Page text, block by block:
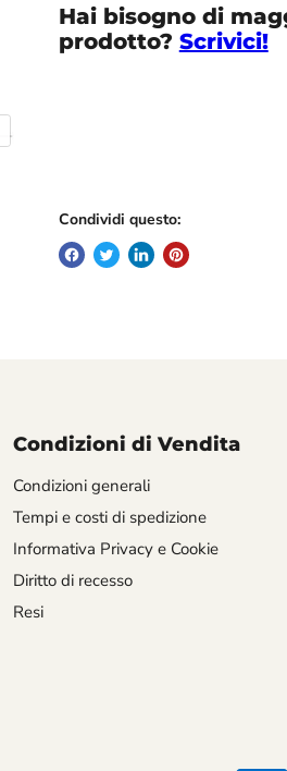
Hai bisogno di
prodotto? Scrivici!
Condividi questo:
Condizioni di Vendita
Condizioni generali
Tempi e costi di spedizione
Informativa Privacy e Cookie
Diritto di recesso
Resi